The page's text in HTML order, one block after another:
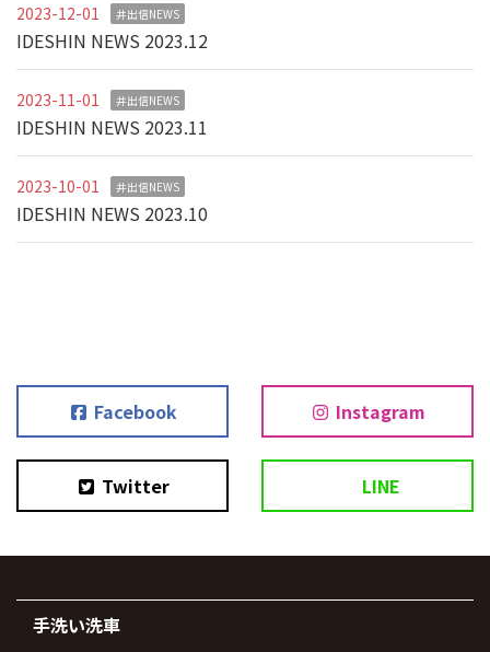
2023-12-01 井出信NEWS
IDESHIN NEWS 2023.12
2023-11-01 井出信NEWS
IDESHIN NEWS 2023.11
2023-10-01 井出信NEWS
IDESHIN NEWS 2023.10
Facebook Instagram
Twitter LINE
手洗い洗車